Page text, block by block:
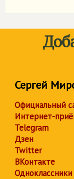
Сергей
Официальный
Интернет-
Telegram
Дзен
Twitter
ВКонтакте
Одноклассники